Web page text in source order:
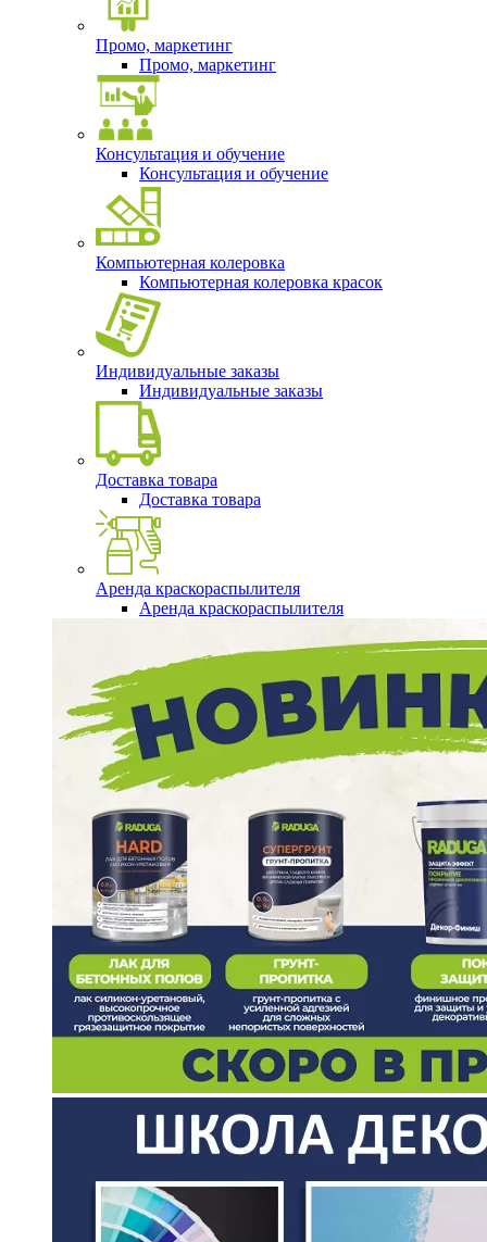
Промо, маркетинг
Промо, маркетинг
Консультация и обучение
Консультация и обучение
Компьютерная колеровка
Компьютерная колеровка красок
Индивидуальные заказы
Индивидуальные заказы
Доставка товара
Доставка товара
Аренда краскораспылителя
Аренда краскораспылителя